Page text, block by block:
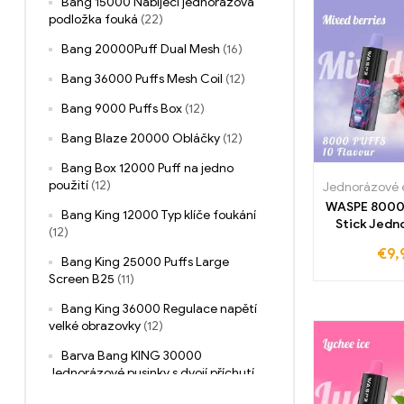
WASPE
Stick
Bez€
podložka fouká (22)
Bang 20000Puff Dual Mesh (16)
Bang 36000 Puffs Mesh Coil (12)
Bang 9000 Puffs Box (12)
Bang Blaze 20000 Obláčky (12)
Bang Box 12000 Puff na jedno
použití (12)
Bang King 12000 Typ klíče foukání
(12)
Bang King 25000 Puffs Large
Screen B25 (11)
Bang King 36000 Regulace napětí
velké obrazovky (12)
Barva Bang KING 30000
Jednorázové pusinky s dvojí příchutí